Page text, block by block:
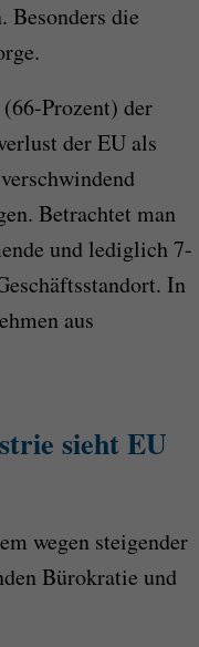
die
Prozent) der
der EU als
Betrachtet man
und lediglich 7-
In
aus
sieht EU
wegen steigender
Bürokratie und